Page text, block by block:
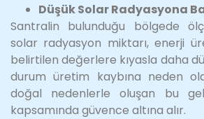
Düşük Solar Radyasyona
Santralin bulunduğu bölgede
solar radyasyon miktarı, enerji
belirtilen değerlere kıyasla daha
durum üretim kaybına neden
doğal nedenlerle oluşan bu
kapsamında güvence altına alır.